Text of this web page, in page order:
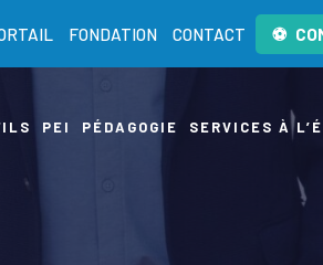
FONDATION CONTACT
PEI PÉDAGOGIE SERVICES À